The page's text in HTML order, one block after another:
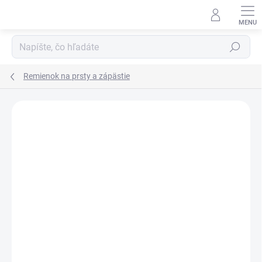
Hľadať
Remienok na prsty a zápästie